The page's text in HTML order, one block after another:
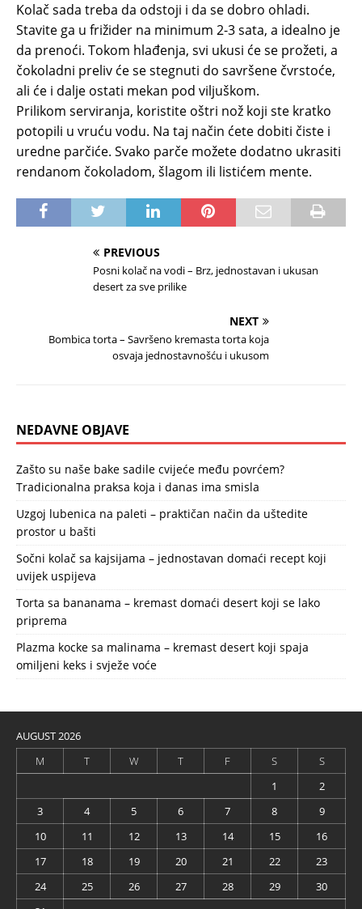
Kolač sada treba da odstoji i da se dobro ohladi.
Stavite ga u frižider na minimum 2-3 sata, a idealno je
da prenoći. Tokom hlađenja, svi ukusi će se prožeti, a
čokoladni preliv će se stegnuti do savršene čvrstoće,
ali će i dalje ostati mekan pod viljuškom.
Prilikom serviranja, koristite oštri nož koji ste kratko
potopili u vruću vodu. Na taj način ćete dobiti čiste i
uredne parčiće. Svako parče možete dodatno ukrasiti
rendanom čokoladom, šlagom ili listićem mente.
PREVIOUS
Posni kolač na vodi – Brz, jednostavan i ukusan
desert za sve prilike
NEXT
Bombica torta – Savršeno kremasta torta koja
osvaja jednostavnošću i ukusom
NEDAVNE OBJAVE
Zašto su naše bake sadile cvijeće među povrćem?
Tradicionalna praksa koja i danas ima smisla
Uzgoj lubenica na paleti – praktičan način da uštedite
prostor u bašti
Sočni kolač sa kajsijama – jednostavan domaći recept koji
uvijek uspijeva
Torta sa bananama – kremast domaći desert koji se lako
priprema
Plazma kocke sa malinama – kremast desert koji spaja
omiljeni keks i svježe voće
AUGUST 2026
M
T W T F S
S
1
2
3
4 5 6 7 8
9
10
11 12 13 14 15
16
17
18 19 20 21 22
23
24
25 26 27 28 29
30